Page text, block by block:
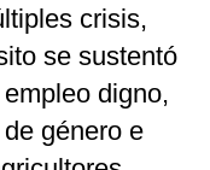
crisis,
se sustentó
digno,
género e